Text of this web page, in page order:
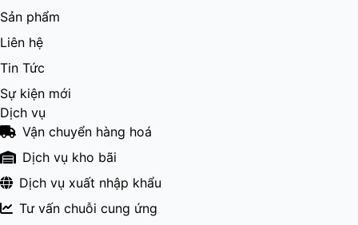
Sản phẩm
Liên hệ
Tin Tức
Sự kiện mới
Dịch vụ
Vận chuyển hàng hoá
Dịch vụ kho bãi
Dịch vụ xuất nhập khẩu
Tư vấn chuỗi cung ứng